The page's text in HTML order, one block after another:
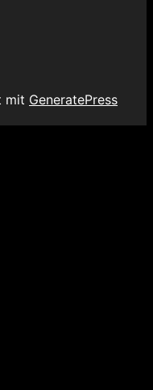
mit GeneratePress